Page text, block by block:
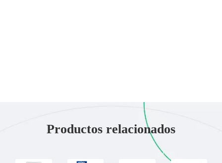
Productos relacionados